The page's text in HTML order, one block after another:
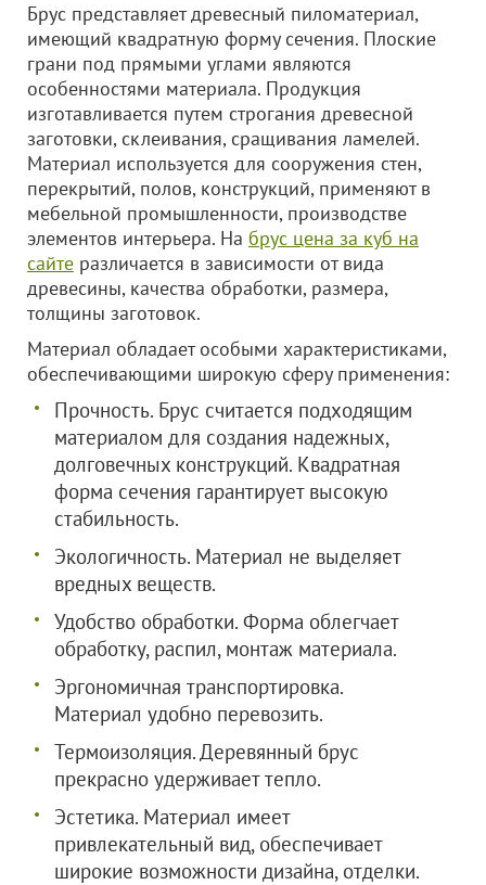
Брус представляет древесный пиломатериал,
имеющий квадратную форму сечения. Плоские
грани под прямыми углами являются
особенностями материала. Продукция
изготавливается путем строгания древесной
заготовки, склеивания, сращивания ламелей.
Материал используется для сооружения стен,
перекрытий, полов, конструкций, применяют в
мебельной промышленности, производстве
элементов интерьера. На брус цена за куб на
сайте различается в зависимости от вида
древесины, качества обработки, размера,
толщины заготовок.
Материал обладает особыми характеристиками,
обеспечивающими широкую сферу применения:
Прочность. Брус считается подходящим
материалом для создания надежных,
долговечных конструкций. Квадратная
форма сечения гарантирует высокую
стабильность.
Экологичность. Материал не выделяет
вредных веществ.
Удобство обработки. Форма облегчает
обработку, распил, монтаж материала.
Эргономичная транспортировка.
Материал удобно перевозить.
Термоизоляция. Деревянный брус
прекрасно удерживает тепло.
Эстетика. Материал имеет
привлекательный вид, обеспечивает
широкие возможности дизайна, отделки.